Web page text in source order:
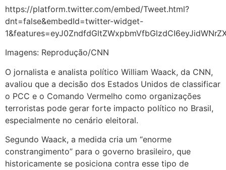
https://platform.twitter.com/embed/Tweet.html?
dnt=false&embedId=twitter-widget-
Imagens: Reprodução/CNN
O jornalista e analista político William Waack, da CNN,
avaliou que a decisão dos Estados Unidos de classificar
o PCC e o Comando Vermelho como organizações
terroristas pode gerar forte impacto político no Brasil,
especialmente no cenário eleitoral.
Segundo Waack, a medida cria um “enorme
constrangimento” para o governo brasileiro, que
historicamente se posiciona contra esse tipo de